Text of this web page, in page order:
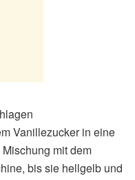
Vanillezucker in eine
mit dem
bis sie hellgelb und